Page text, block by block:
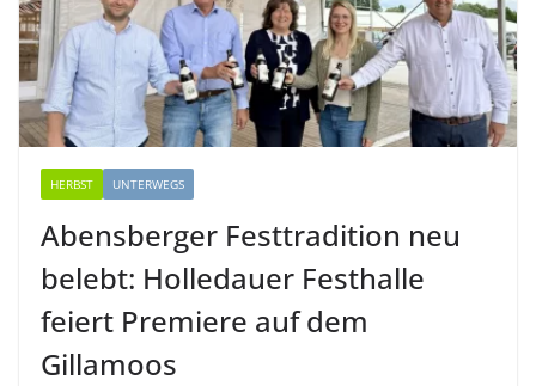
HERBST UNTERWEGS
Abensberger Festtradition neu
belebt: Holledauer Festhalle
feiert Premiere auf dem
Gillamoos